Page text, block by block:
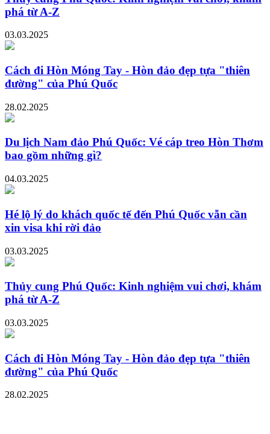
phá từ A-Z
03.03.2025
Cách đi Hòn Móng Tay - Hòn đảo đẹp tựa "thiên
đường" của Phú Quốc
28.02.2025
Du lịch Nam đảo Phú Quốc: Vé cáp treo Hòn Thơm
bao gồm những gì?
04.03.2025
Hé lộ lý do khách quốc tế đến Phú Quốc vẫn cần
xin visa khi rời đảo
03.03.2025
Thủy cung Phú Quốc: Kinh nghiệm vui chơi, khám
phá từ A-Z
03.03.2025
Cách đi Hòn Móng Tay - Hòn đảo đẹp tựa "thiên
đường" của Phú Quốc
28.02.2025